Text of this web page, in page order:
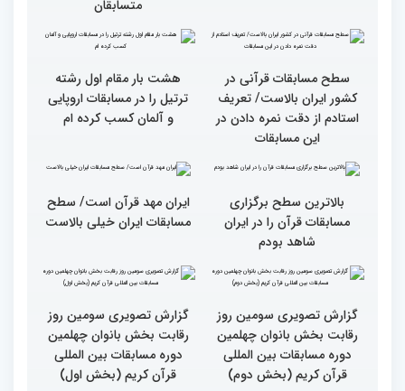
در چهلمین دوره مسابقات
بین‌المللی قرآن معرفی
شدند
چهلمین دوره مسابقات بین
المللی قرآن/نگاهی به
چهارمین روز از رقابت
سطح مسابقات قرآنی در
کشور ایران بالاست/ تعریف
استادم از دقت نمره دادن در
این مسابقات
هشت بار مقام اول رشته
ترتیل را در مسابقات اروپایی
بالاترین سطح برگزاری
مسابقات قرآن را در ایران
شاهد بودم
ایران مهد قرآن است/ سطح
مسابقات ایران خیلی بالاست